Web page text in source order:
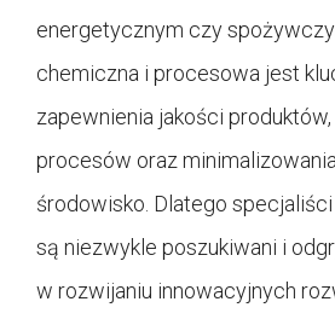
energetycznym czy
chemiczna i procesowa jest
zapewnienia jakości
procesów oraz
środowisko. Dlatego
są niezwykle poszukiwani i
w rozwijaniu innowacyjnych